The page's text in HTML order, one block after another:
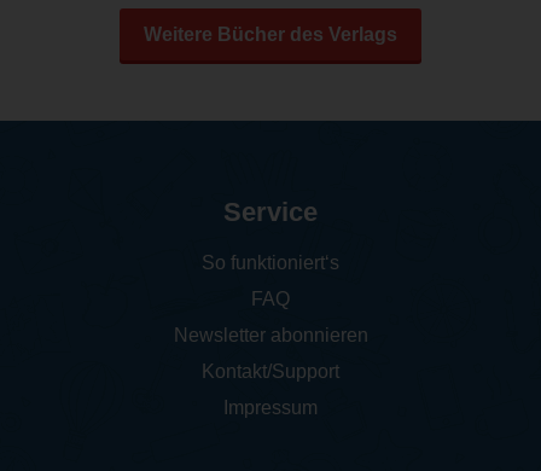
Weitere Bücher des Verlags
Service
So funktioniert‘s
FAQ
Newsletter abonnieren
Kontakt/Support
Impressum